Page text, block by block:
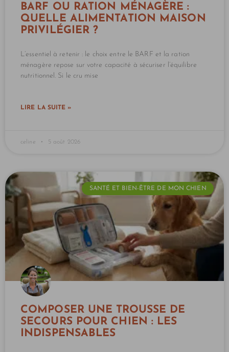
BARF OU RATION MÉNAGÈRE :
QUELLE ALIMENTATION MAISON
PRIVILÉGIER ?
L’essentiel à retenir : le choix entre le BARF et la ration
ménagère repose sur votre capacité à sécuriser l’équilibre
nutritionnel. Si le cru mise
LIRE LA SUITE »
celine 5 août 2026
SANTÉ ET BIEN-ÊTRE DE MON CHIEN
COMPOSER UNE TROUSSE DE
SECOURS POUR CHIEN : LES
INDISPENSABLES